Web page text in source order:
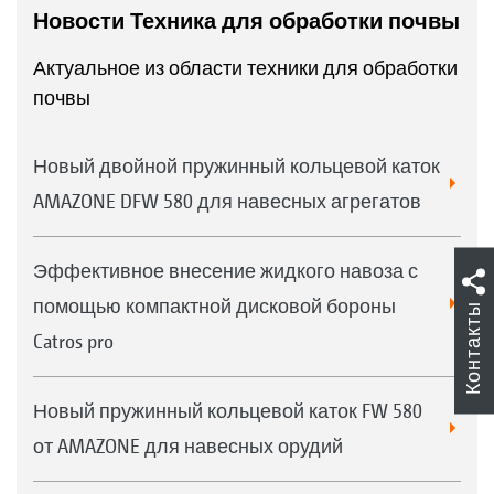
Новости Техника для обработки почвы
Актуальное из области техники для обработки
почвы
Новый двойной пружинный кольцевой каток
AMAZONE DFW 580 для навесных агрегатов
Эффективное внесение жидкого навоза с
помощью компактной дисковой бороны
Catros pro
Новый пружинный кольцевой каток FW 580
от AMAZONE для навесных орудий
Контакты